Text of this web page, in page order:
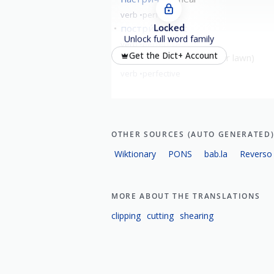
verb perfective
постри́чь cut
verb perfective
подстри́чь trim (hair or lawn)
Locked
Unlock full word family
Get the Dict+ Account
OTHER SOURCES (AUTO GENERATED)
Wiktionary PONS bab.la Reverso
MORE ABOUT THE TRANSLATIONS
clipping cutting shearing